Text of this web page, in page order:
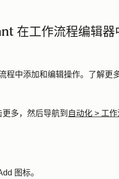
在工作流程编辑
程中添加和编辑操作。了解更
更多，然后导航到 自动化 > 工
图标。